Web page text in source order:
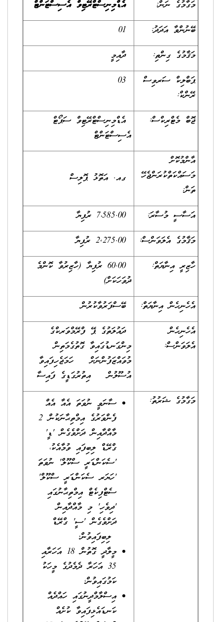
މަގާމުގެ ނަން:
އެޑްމިނިސްޓްރޭޓިވް އެސިސްޓަންޓް
ބޭނުންވާ އަދަދު:
މަޤާމުގެ ގިންތި:
ދާއިމީ
ޕަބްލިކް ސަރވިސް
ރޭންކް:
ޖޮބް މެޓްރިކްސް:
އެޑްމިނިސްޓްރޭޓިވް ސަޕޯޓް
އެސިސްޓަންޓް
އާންމުކޮށް
މަސައްކަތްކުރަންޖެހޭ
ތަން:
ގއ. އަތޮޅު ޕޮލިސް
އަސާސީ މުސާރަ:
7،585.00 ރުފިޔާ
މަޤާމުގެ އެލަވަންސް:
2,275.00 ރުފިޔާ
ހާޒިރީ އިނާޔަތް:
60.00 ރުފިޔާ (ހާޒިރުވާ ކޮންމެ
ދުވަހަކަށް)
އެހެނިހެން އިނާޔަތް:
ބޭސްފަރުވާކުރުން
އެހެނިހެން
އެލަވަންސް:
ދައުލަތުގެ ޕޭ ފްރޭމްވަރކްގެ
މިންގަނޑުގައިވާ ގޮތުގެމަތިން
މުވައްޒަފުންނަށް ހަމަޖެހިފައިވާ
އުސޫލުން އިތުރުގަޑީގެ ފައިސާ
މަގާމުގެ ޝަރުތު:
ސާނަވީ ނުވަތަ އެއާ އެއް
ފެންވަރުގެ އިމްތިޙާނަކުން 2
މާއްދާއިން ދަށްވެގެން 'ޑީ'
ގްރޭޑް ލިބިފައި ވުމާއެކު،
'ސެކަންޑަރީ ސްކޫލް' ނުވަތަ
'ހަޔަރ ސެކަންޑަރީ ސްކޫލް'
ސެޓްފިކެޓް އިމްތިޙާނުގައި
'ދިވެހި' މި މާއްދާއިން
ދަށްވެގެން 'ސީ' ގްރޭޑް
ލިބިފައިވުން؛
މީލާދީ ގޮތުން 18 އަހަރާއި
35 އަހަރާ ދެމެދުގެ މީހަކު
ކަމުގައިވުން؛
އިސްލާމްދީނުގައި ހައްދެއް
ކަނޑައެޅިފައިވާ ކުށެއް